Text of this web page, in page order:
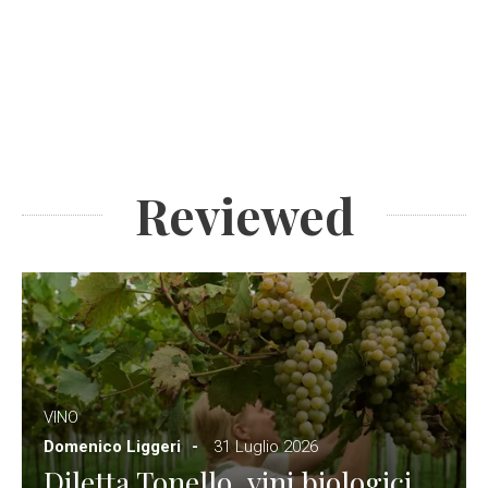
Reviewed
VINO
Domenico Liggeri
31 Luglio 2026